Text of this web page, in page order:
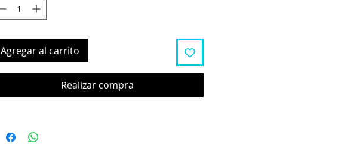
Agregar al carrito
Realizar compra